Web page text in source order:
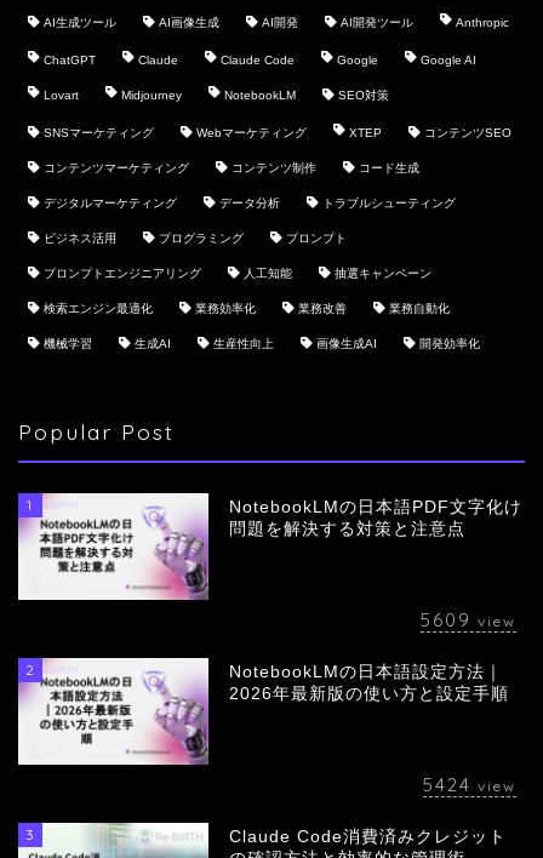
AI生成ツール AI画像生成 AI開発 AI開発ツール Anthropic
ChatGPT Claude Claude Code Google Google AI
Lovart Midjourney NotebookLM SEO対策
SNSマーケティング Webマーケティング XTEP コンテンツSEO
コンテンツマーケティング コンテンツ制作 コード生成
デジタルマーケティング データ分析 トラブルシューティング
ビジネス活用 プログラミング プロンプト
プロンプトエンジニアリング 人工知能 抽選キャンペーン
検索エンジン最適化 業務効率化 業務改善 業務自動化
機械学習 生成AI 生産性向上 画像生成AI 開発効率化
Popular Post
1
NotebookLMの日本語PDF文字化け
問題を解決する対策と注意点
5609 view
2
NotebookLMの日本語設定方法｜
2026年最新版の使い方と設定手順
5424 view
3
Claude Code消費済みクレジット
会社概要
採用情報